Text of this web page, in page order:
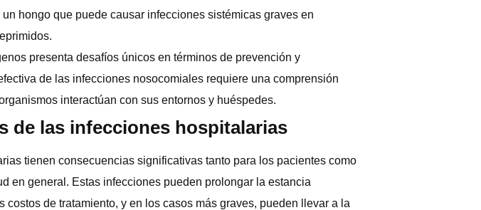
un hongo que puede causar infecciones sistémicas graves en
presenta desafíos únicos en términos de prevención y
de las infecciones nosocomiales requiere una comprensión
interactúan con sus entornos y huéspedes.
de las infecciones hospitalarias
tienen consecuencias significativas tanto para los pacientes como
en general. Estas infecciones pueden prolongar la estancia
costos de tratamiento, y en los casos más graves, pueden llevar a la